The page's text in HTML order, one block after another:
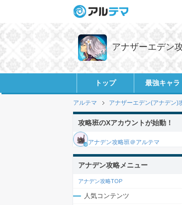
アナザーエデン
トップ 最強キャラ
アルテマ アナザーエデン(アナデン)
攻略班のXアカウントが始動！
アナデン攻略班＠アルテマ
アナデン攻略メニュー
アナデン攻略TOP
人気コンテンツ